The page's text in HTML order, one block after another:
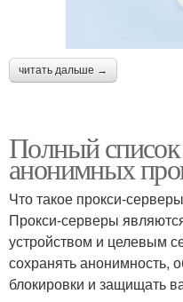
читать дальше →
Полный
анонимных
Что такое прокси-
Прокси-серверы
устройством и целевым
сохранять анонимность,
блокировки и защищать